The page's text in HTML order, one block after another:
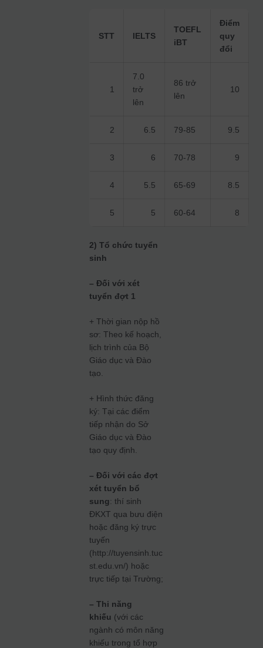
STT IELTS
TOEFL
iBT
Điểm
quy
đổi
1
7.0
trở
lên
86 trở
lên
10
2 6.5 79-85 9.5
3 6 70-78 9
4 5.5 65-69 8.5
5 5 60-64 8
2) Tổ chức tuyển
sinh
– Đối với xét
tuyển đợt 1
+ Thời gian nộp hồ
sơ: Theo kế hoạch,
lịch trình của Bộ
Giáo dục và Đào
tạo.
+ Hình thức đăng
ký: Tại các điểm
tiếp nhận do Sở
Giáo dục và Đào
tạo quy định.
– Đối với các đợt
xét tuyển bổ
sung: thí sinh
ĐKXT qua bưu điện
hoặc đăng ký trực
tuyến
(http://tuyensinh.tuc
st.edu.vn/) hoặc
trực tiếp tại Trường;
– Thi năng
khiếu (với các
ngành có môn năng
khiếu trong tổ hợp